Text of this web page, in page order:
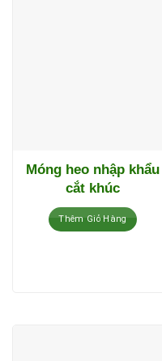
Móng heo nhập khẩu
cắt khúc
Thêm Giỏ Hàng